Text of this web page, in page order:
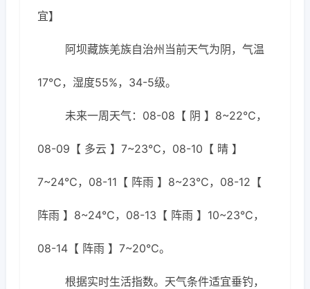
宜】
阿坝藏族羌族自治州当前天气为阴，气温
17℃，湿度55%，34-5级。
未来一周天气：08-08【 阴 】8~22℃，
08-09【 多云 】7~23℃，08-10【 晴 】
7~24℃，08-11【 阵雨 】8~23℃，08-12【
阵雨 】8~24℃，08-13【 阵雨 】10~23℃，
08-14【 阵雨 】7~20℃。
根据实时生活指数。天气条件适宜垂钓，